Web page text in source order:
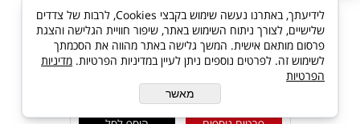
לידיעתך, באתרנו נעשה שימוש בקבצי Cookies, לרבות של צדדים
שלישיים, לצורך ניתוח השימוש באתר, שיפור חוויית הגלישה והצגת
פרסום מותאם אישית. המשך גלישה באתר מהווה את הסכמתך
לשימוש זה. לפרטים נוספים ניתן לעיין במדיניות הפרטיות. מדיניות
הפרטיות
מאשר